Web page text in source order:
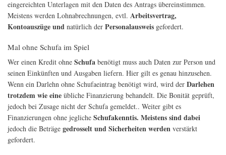
eingereichten Unterlagen mit den Daten des Antrags übereinstimmen.
Meistens werden Lohnabrechnungen, evtl. Arbeitsvertrag,
Kontoauszüge und natürlich der Personalausweis gefordert.
Mal ohne Schufa im Spiel
Wer einen Kredit ohne Schufa benötigt muss auch Daten zur Person und
seinen Einkünften und Ausgaben liefern. Hier gilt es genau hinzusehen.
Wenn ein Darlehn ohne Schufaeintrag benötigt wird, wird der Darlehen
trotzdem wie eine übliche Finanzierung behandelt. Die Bonität geprüft,
jedoch bei Zusage nicht der Schufa gemeldet.. Weiter gibt es
Finanzierungen ohne jegliche Schufakenntis. Meistens sind dabei
jedoch die Beträge gedrosselt und Sicherheiten werden verstärkt
gefordert.